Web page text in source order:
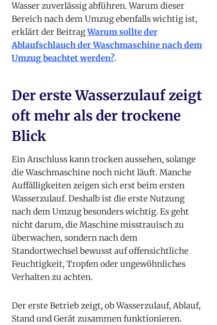
Wasser zuverlässig abführen. Warum dieser
Bereich nach dem Umzug ebenfalls wichtig ist,
erklärt der BeitragWarum sollte der
Ablaufschlauch der Waschmaschine nach dem
Umzug beachtet werden?.
Der erste Wasserzulauf zeigt
oft mehr als der trockene
Blick
Ein Anschluss kann trocken aussehen, solange
die Waschmaschine noch nicht läuft. Manche
Auffälligkeiten zeigen sich erst beim ersten
Wasserzulauf. Deshalb ist die erste Nutzung
nach dem Umzug besonders wichtig. Es geht
nicht darum, die Maschine misstrauisch zu
überwachen, sondern nach dem
Standortwechsel bewusst auf offensichtliche
Feuchtigkeit, Tropfen oder ungewöhnliches
Verhalten zu achten.
Der erste Betrieb zeigt, ob Wasserzulauf, Ablauf,
Stand und Gerät zusammen funktionieren.